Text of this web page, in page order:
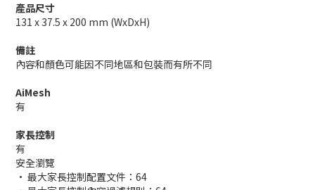
產品尺寸
131 x 37.5 x 200 mm (WxDxH)
備註
內容和顏色可能因不同地區和包裝而有所不同
AiMesh
有
家長控制
有
安全瀏覽
• 最大家長控制配置文件：64